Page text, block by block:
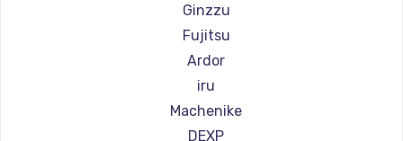
Ginzzu
Fujitsu
Ardor
iru
Machenike
DEXP